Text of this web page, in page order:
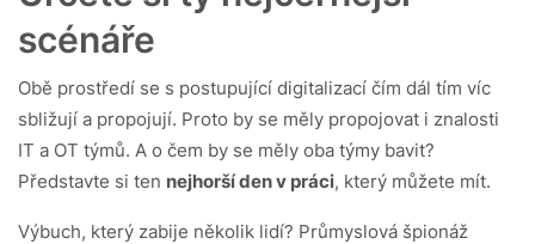
scénáře
Obě prostředí se s postupující digitalizací čím dál tím víc
sbližují a propojují. Proto by se měly propojovat i znalosti
IT a OT týmů. A o čem by se měly oba týmy bavit?
Představte si ten nejhorší den v práci, který můžete mít.
Výbuch, který zabije několik lidí? Průmyslová špionáž